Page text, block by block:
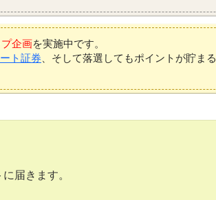
企画を実施中です。
ト証券 、そして落選してもポイントが貯まる
届きます。